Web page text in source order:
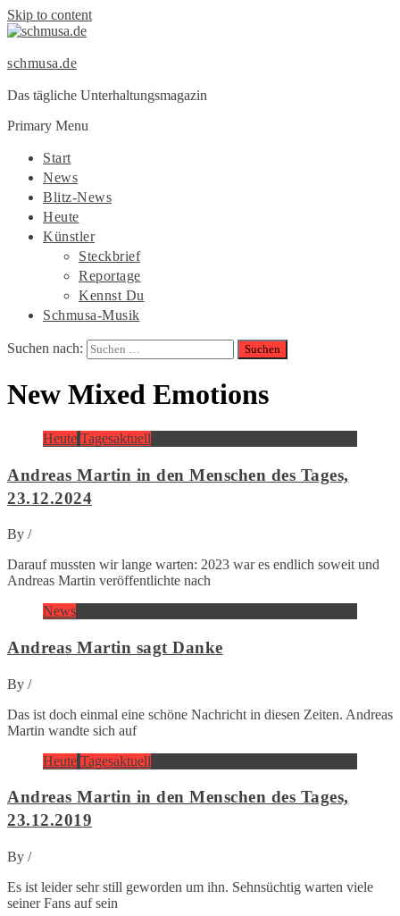
Skip to content
schmusa.de
Das tägliche Unterhaltungsmagazin
Primary Menu
Start
News
Blitz-News
Heute
Künstler
Steckbrief
Reportage
Kennst Du
Schmusa-Musik
Suchen nach:
New Mixed Emotions
Heute Tagesaktuell
Andreas Martin in den Menschen des Tages,
23.12.2024
By /
Darauf mussten wir lange warten: 2023 war es endlich soweit und
Andreas Martin veröffentlichte nach
News
Andreas Martin sagt Danke
By /
Das ist doch einmal eine schöne Nachricht in diesen Zeiten. Andreas
Martin wandte sich auf
Heute Tagesaktuell
Andreas Martin in den Menschen des Tages,
23.12.2019
By /
Es ist leider sehr still geworden um ihn. Sehnsüchtig warten viele
seiner Fans auf sein